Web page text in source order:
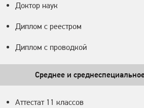
Доктор наук
Диплом с реестром
Диплом с проводкой
Среднее и
Аттестат 11 классов